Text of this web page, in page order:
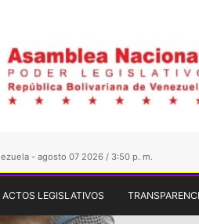
- agosto 07 2026 / 3:50 p. m.
ACTOS LEGISLATIVOS